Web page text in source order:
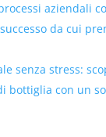
aziendali
da cui
senza stress:
bottiglia con un